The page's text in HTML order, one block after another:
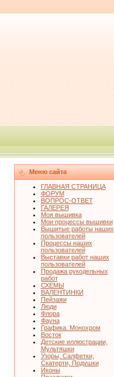
Меню сайта
ГЛАВНАЯ СТРАНИЦА
ФОРУМ
ВОПРОС-ОТВЕТ
ГАЛЕРЕЯ
Моя вышивка
Мои процессы вышивки
Вышитые работы наших
пользователей
Процессы наших
пользователей
Выставки работ наших
пользователей
Продажа рукодельных
работ
СХЕМЫ
ВАЛЕНТИНКИ
Пейзажи
Люди
Флора
Фауна
Графика. Монохром
Восток
Детские иллюстрации,
Мультяшки
Узоры, Салфетки,
Скатерти, Подушки
Иконы